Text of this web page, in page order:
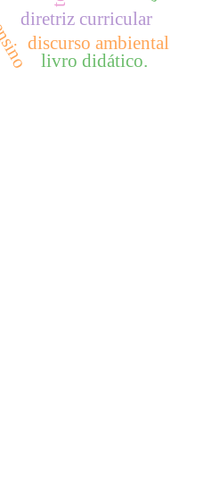
diretriz curricular
discurso ambiental
livro didático.